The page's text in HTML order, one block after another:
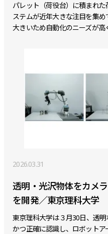
パレット（荷役台）に積まれ
ステムが近年大きな注目を集
大きいため自動化のニーズが
2026.03.31
透明・光沢物体をカメ
を開発／東京理科大学
東京理科大学は３月30日、透
かつ正確に認識し、ロボット